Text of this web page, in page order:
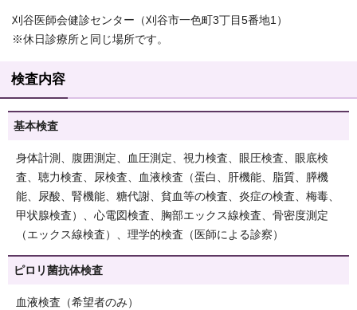
刈谷医師会健診センター（刈谷市一色町3丁目5番地1）
※休日診療所と同じ場所です。
検査内容
基本検査
身体計測、腹囲測定、血圧測定、視力検査、眼圧検査、眼底検
査、聴力検査、尿検査、血液検査（蛋白、肝機能、脂質、膵機
能、尿酸、腎機能、糖代謝、貧血等の検査、炎症の検査、梅毒、
甲状腺検査）、心電図検査、胸部エックス線検査、骨密度測定
（エックス線検査）、理学的検査（医師による診察）
ピロリ菌抗体検査
血液検査（希望者のみ）